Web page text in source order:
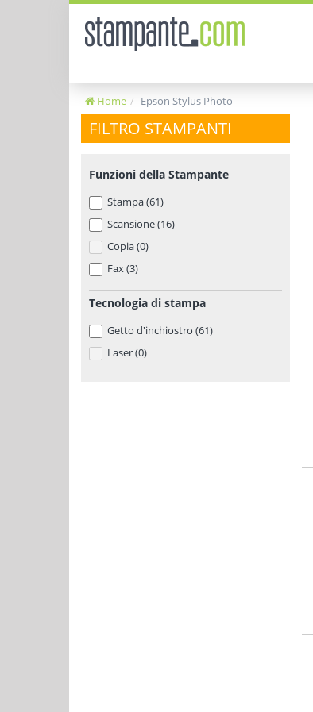
Home Epson Stylus Photo
FILTRO STAMPANTI
Funzioni della Stampante
Stampa (61)
Scansione (16)
Copia (0)
Fax (3)
Tecnologia di stampa
Getto d'inchiostro (61)
Laser (0)